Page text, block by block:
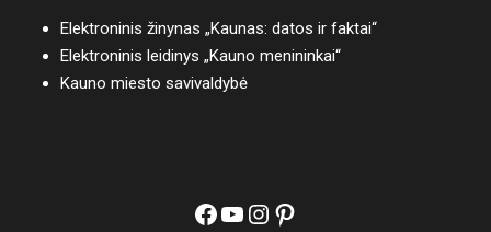
Elektroninis žinynas „Kaunas: datos ir faktai“
Elektroninis leidinys „Kauno menininkai“
Kauno miesto savivaldybė
Facebook
YouTube
Instagram
Pinterest